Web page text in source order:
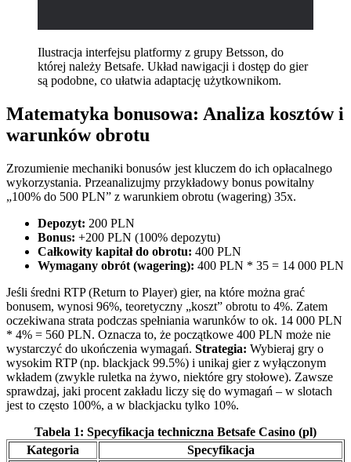
Ilustracja interfejsu platformy z grupy Betsson, do
której należy Betsafe. Układ nawigacji i dostęp do gier
są podobne, co ułatwia adaptację użytkownikom.
Matematyka bonusowa: Analiza kosztów i
warunków obrotu
Zrozumienie mechaniki bonusów jest kluczem do ich opłacalnego
wykorzystania. Przeanalizujmy przykładowy bonus powitalny
„100% do 500 PLN” z warunkiem obrotu (wagering) 35x.
Depozyt: 200 PLN
Bonus: +200 PLN (100% depozytu)
Całkowity kapitał do obrotu: 400 PLN
Wymagany obrót (wagering): 400 PLN * 35 = 14 000 PLN
Jeśli średni RTP (Return to Player) gier, na które można grać
bonusem, wynosi 96%, teoretyczny „koszt” obrotu to 4%. Zatem
oczekiwana strata podczas spełniania warunków to ok. 14 000 PLN
* 4% = 560 PLN. Oznacza to, że początkowe 400 PLN może nie
wystarczyć do ukończenia wymagań. Strategia: Wybieraj gry o
wysokim RTP (np. blackjack 99.5%) i unikaj gier z wyłączonym
wkładem (zwykle ruletka na żywo, niektóre gry stołowe). Zawsze
sprawdzaj, jaki procent zakładu liczy się do wymagań – w slotach
jest to często 100%, a w blackjacku tylko 10%.
Tabela 1: Specyfikacja techniczna Betsafe Casino (pl)
Kategoria
Specyfikacja